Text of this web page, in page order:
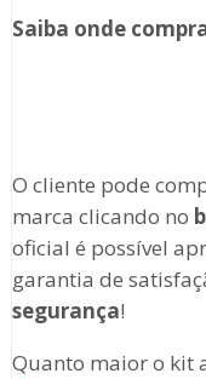
Saiba onde
O cliente pode
marca clicando no
oficial é possível
garantia de
segurança!
Quanto maior o kit